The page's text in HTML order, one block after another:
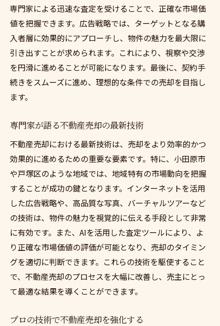
専門家による迅速な査定を受けることで、正確な市場価
値を把握できます。広告戦略では、ターゲットとなる購
入者層に効果的にアプローチし、物件の魅力を最大限に
引き出すことが求められます。これにより、視察や交渉
を円滑に進めることが可能になります。最後に、契約手
続きをスムーズに進め、理想的な条件での売却を目指し
ます。
専門家が語る不動産売却の最新技術
不動産売却における最新技術は、売却をより効率的かつ
効果的に進めるための重要な要素です。特に、小田原市
や戸塚区のような地域では、地域特有の市場動向を把握
することが成功の鍵となります。インターネットを活用
した広告戦略や、高品質な写真、バーチャルツアーなど
の技術は、物件の魅力を視覚的に伝える手段として非常
に有効です。また、AIを活用した査定ツールにより、よ
り正確な市場価値の評価が可能となり、売却のタイミン
グを適切に判断できます。これらの技術を駆使すること
で、不動産売却のプロセスを大幅に改善し、売主にとっ
て最適な結果を導くことができます。
プロの技術で不動産売却を強化する